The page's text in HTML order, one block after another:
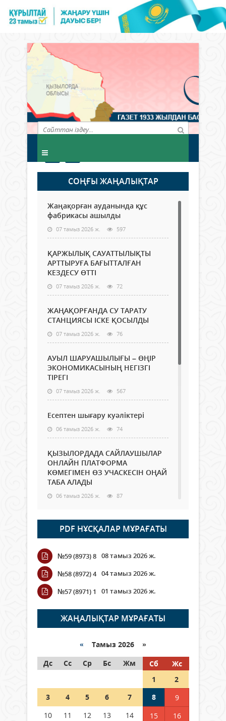
СОҢҒЫ ЖАҢАЛЫҚТАР
Жаңақорған ауданында құс
фабрикасы ашылды
07 тамыз 2026 ж. 597
ҚАРЖЫЛЫҚ САУАТТЫЛЫҚТЫ
АРТТЫРУҒА БАҒЫТТАЛҒАН
КЕЗДЕСУ ӨТТІ
07 тамыз 2026 ж. 72
ЖАҢАҚОРҒАНДА СУ ТАРАТУ
СТАНЦИЯСЫ ІСКЕ ҚОСЫЛДЫ
07 тамыз 2026 ж. 76
АУЫЛ ШАРУАШЫЛЫҒЫ – ӨҢІР
ЭКОНОМИКАСЫНЫҢ НЕГІЗГІ
ТІРЕГІ
07 тамыз 2026 ж. 567
Есептен шығару куәліктері
06 тамыз 2026 ж. 74
ҚЫЗЫЛОРДАДА САЙЛАУШЫЛАР
ОНЛАЙН ПЛАТФОРМА
КӨМЕГІМЕН ӨЗ УЧАСКЕСІН ОҢАЙ
ТАБА АЛАДЫ
06 тамыз 2026 ж. 87
Open Air: Қызылорда облысы
полиция департаменті 20
мыңнан астам көрерменнің
қауіпсіздігін қамтамасыз етті
06 тамыз 2026 ж.
Wi-Fi ҚАБЫРҒА АРҚЫЛЫ ҚАЛАЙ
ӨТЕДІ?
06 тамыз 2026 ж. 265
граждане Казахстана,
05 тамыз 2026 ж. 146
Шетелде жүрген Қазақстан
азаматтары қалай дауыс бере
PDF НҰСҚАЛАР МҰРАҒАТЫ
№59 (8973) 8 08 тамыз 2026 ж.
№58 (8972) 4 04 тамыз 2026 ж.
№57 (8971) 1
01 тамыз 2026 ж.
ЖАҢАЛЫҚТАР МҰРАҒАТЫ
« Тамыз 2026 »
Дс
Сс Ср Бс Жм Сб
Жс
1
2
3
4 5 6 7 8
9
10
11 12 13 14 15
16